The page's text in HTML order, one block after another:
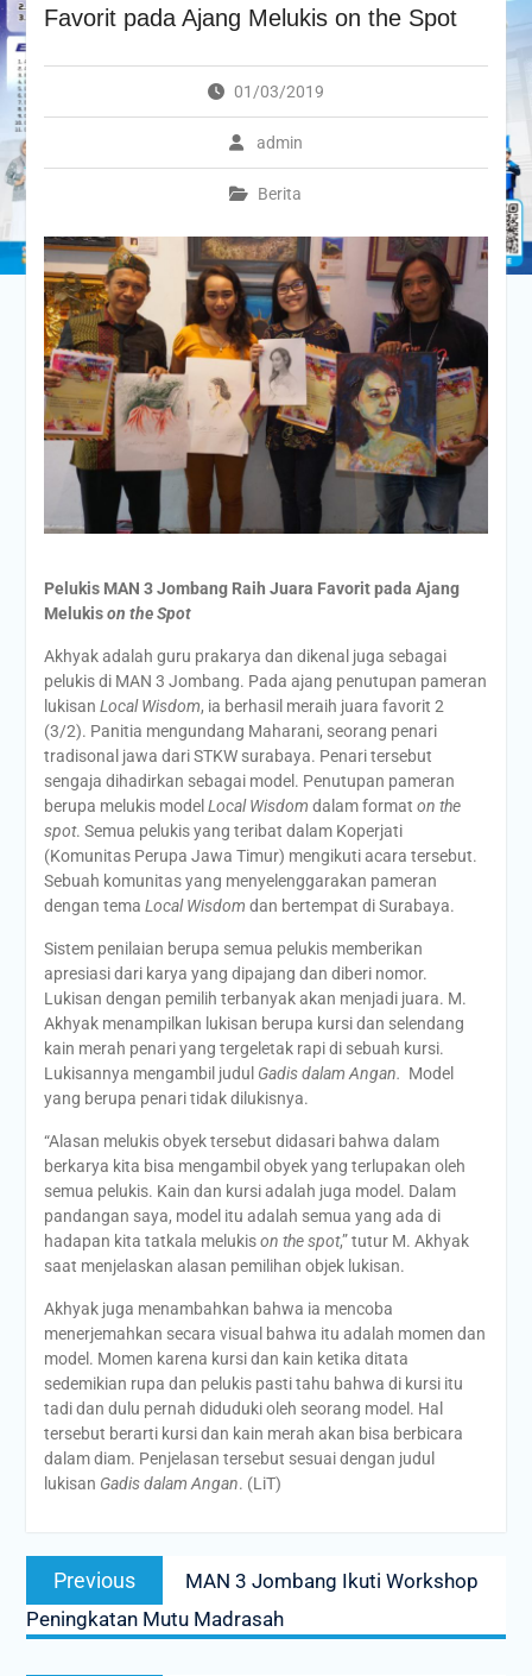
Favorit pada Ajang Melukis on the Spot
01/03/2019
admin
Berita
Pelukis MAN 3 Jombang Raih Juara Favorit pada Ajang
Melukison the Spot
Akhyak adalah guru prakarya dan dikenal juga sebagai
pelukis di MAN 3 Jombang. Pada ajang penutupan pameran
lukisan Local Wisdom, ia berhasil meraih juara favorit 2
(3/2). Panitia mengundang Maharani, seorang penari
tradisonal jawa dari STKW surabaya. Penari tersebut
sengaja dihadirkan sebagai model. Penutupan pameran
berupa melukis model Local Wisdom dalam format on the
spot. Semua pelukis yang teribat dalam Koperjati
(Komunitas Perupa Jawa Timur) mengikuti acara tersebut.
Sebuah komunitas yang menyelenggarakan pameran
dengan tema Local Wisdom dan bertempat di Surabaya.
Sistem penilaian berupa semua pelukis memberikan
apresiasi dari karya yang dipajang dan diberi nomor.
Lukisan dengan pemilih terbanyak akan menjadi juara. M.
Akhyak menampilkan lukisan berupa kursi dan selendang
kain merah penari yang tergeletak rapi di sebuah kursi.
Lukisannya mengambil judul Gadis dalam Angan. Model
yang berupa penari tidak dilukisnya.
“Alasan melukis obyek tersebut didasari bahwa dalam
berkarya kita bisa mengambil obyek yang terlupakan oleh
semua pelukis. Kain dan kursi adalah juga model. Dalam
pandangan saya, model itu adalah semua yang ada di
hadapan kita tatkala melukison the spot,” tutur M. Akhyak
saat menjelaskan alasan pemilihan objek lukisan.
Akhyak juga menambahkan bahwa ia mencoba
menerjemahkan secara visual bahwa itu adalah momen dan
model. Momen karena kursi dan kain ketika ditata
sedemikian rupa dan pelukis pasti tahu bahwa di kursi itu
tadi dan dulu pernah diduduki oleh seorang model. Hal
tersebut berarti kursi dan kain merah akan bisa berbicara
dalam diam. Penjelasan tersebut sesuai dengan judul
lukisan Gadis dalam Angan. (LiT)
Post
navigation
Previous
post:
MAN 3 Jombang Ikuti Workshop
Peningkatan Mutu Madrasah